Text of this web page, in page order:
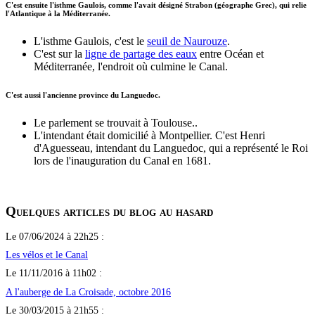
C'est ensuite l'isthme Gaulois, comme l'avait désigné Strabon (géographe Grec), qui relie
l'Atlantique à la Méditerranée.
L'isthme Gaulois, c'est le seuil de Naurouze.
C'est sur la ligne de partage des eaux entre Océan et
Méditerranée, l'endroit où culmine le Canal.
C'est aussi l'ancienne province du Languedoc.
Le parlement se trouvait à Toulouse..
L'intendant était domicilié à Montpellier. C'est Henri
d'Aguesseau, intendant du Languedoc, qui a représenté le Roi
lors de l'inauguration du Canal en 1681.
Quelques articles du blog au hasard
Le 07/06/2024 à 22h25 :
Les vélos et le Canal
Le 11/11/2016 à 11h02 :
A l'auberge de La Croisade, octobre 2016
Le 30/03/2015 à 21h55 :